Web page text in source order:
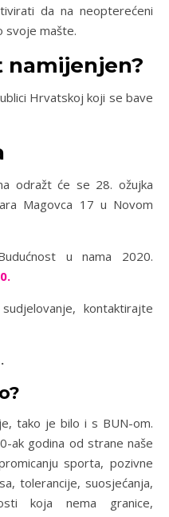
da na neopterećeni
svoje mašte.
namijenjen?
Hrvatskoj koji se bave
odražt će se 28. ožujka
Magovca 17 u Novom
u nama 2020.
kontaktirajte
tako je bilo i s BUN-om.
ak godina od strane naše
sporta, pozivne
tolerancije, suosjećanja,
koja nema granice,